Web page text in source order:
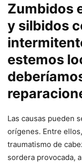
Zumbidos
y silbidos
estemos
Las causas pueden
orígenes. Entre
traumatismo de
sordera provocada,